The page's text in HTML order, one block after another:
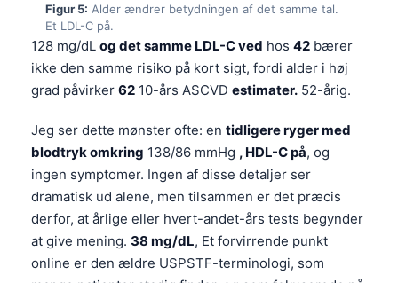
Figur 5: Alder ændrer betydningen af det samme tal.
Et LDL-C på.
128 mg/dL og det samme LDL-C ved hos 42 bærer
ikke den samme risiko på kort sigt, fordi alder i høj
grad påvirker 62 10-års ASCVD estimater. 52-årig.
Jeg ser dette mønster ofte: en tidligere ryger med
blodtryk omkring 138/86 mmHg , HDL-C på, og
ingen symptomer. Ingen af disse detaljer ser
dramatisk ud alene, men tilsammen er det præcis
derfor, at årlige eller hvert-andet-års tests begynder
at give mening. 38 mg/dL, Et forvirrende punkt
online er den ældre USPSTF-terminologi, som